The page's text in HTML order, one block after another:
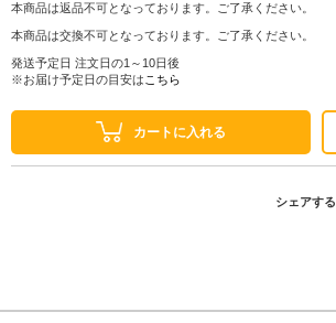
本商品は返品不可となっております。ご了承ください。
本商品は交換不可となっております。ご了承ください。
発送予定日 注文日の1～10日後
※お届け予定日の目安は こちら
カートに入れる
シェアする